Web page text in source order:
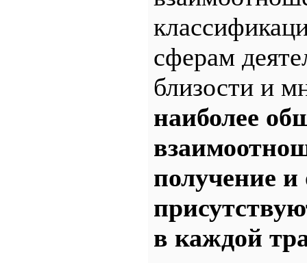
сферам
близости и
наиболее
получение
в каждой